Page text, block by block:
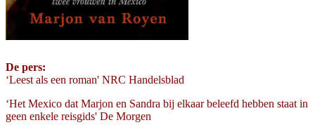
De pers:
‘Leest als een roman' NRC Handelsblad
‘Het Mexico dat Marjon en Sandra bij elkaar beleefd hebben staat in
geen enkele reisgids' De Morgen